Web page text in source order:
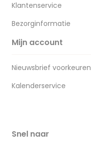
Klantenservice
Bezorginformatie
Mijn account
Nieuwsbrief voorkeuren
Kalenderservice
Snel naar